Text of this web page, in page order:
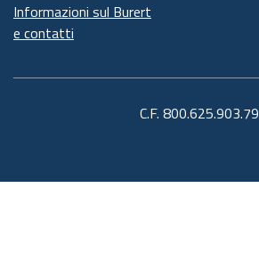
Informazioni sul Burert
e contatti
C.F. 800.625.903.79